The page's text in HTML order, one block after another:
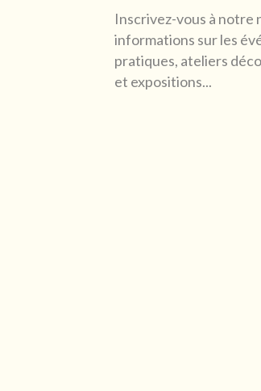
Inscrivez-vous à
informations sur les
pratiques, ateliers
et expositions...